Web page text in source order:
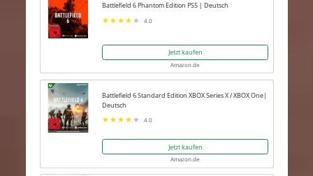
Battlefield 6 Phantom Edition PS5 | Deutsch
4.0
Jetzt kaufen
Amazon.de
Battlefield 6 Standard Edition XBOX Series X / XBOX One|
Deutsch
4.0
Jetzt kaufen
Amazon.de